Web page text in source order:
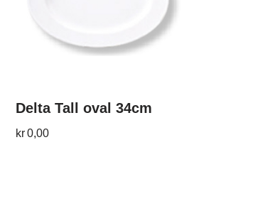
Delta Tall oval 34cm
kr0,00